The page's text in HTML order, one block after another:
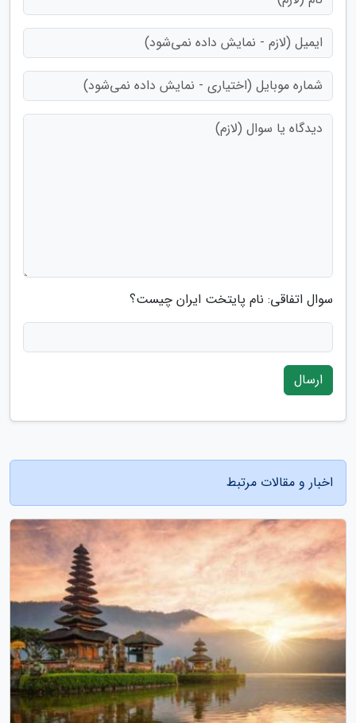
سوال اتفاقی: نام پایتخت ایران چیست؟
ارسال
اخبار و مقالات مرتبط